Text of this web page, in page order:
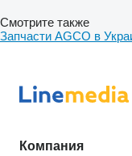
Смотрите также
Запчасти AGCO в
Компания